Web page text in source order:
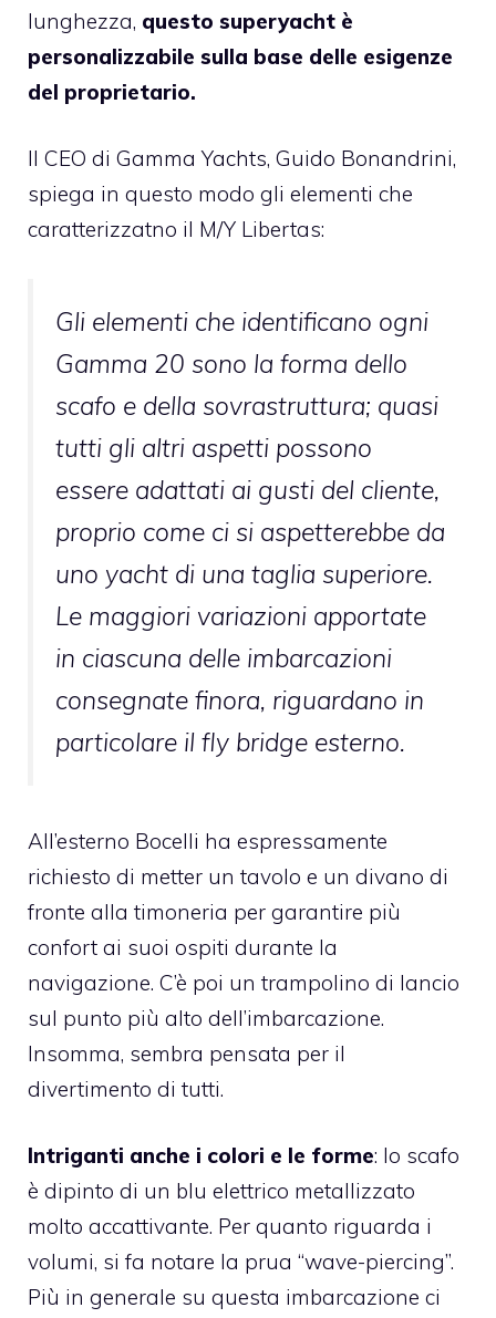
lunghezza, questo superyacht è
personalizzabile sulla base delle esigenze
del proprietario.
Il CEO di Gamma Yachts, Guido Bonandrini,
spiega in questo modo gli elementi che
caratterizzatno il M/Y Libertas:
Gli elementi che identificano ogni
Gamma 20 sono la forma dello
scafo e della sovrastruttura; quasi
tutti gli altri aspetti possono
essere adattati ai gusti del cliente,
proprio come ci si aspetterebbe da
uno yacht di una taglia superiore.
Le maggiori variazioni apportate
in ciascuna delle imbarcazioni
consegnate finora, riguardano in
particolare il fly bridge esterno.
All’esterno Bocelli ha espressamente
richiesto di metter un tavolo e un divano di
fronte alla timoneria per garantire più
confort ai suoi ospiti durante la
navigazione. C’è poi un trampolino di lancio
sul punto più alto dell’imbarcazione.
Insomma, sembra pensata per il
divertimento di tutti.
Intriganti anche i colori e le forme: lo scafo
è dipinto di un blu elettrico metallizzato
molto accattivante. Per quanto riguarda i
volumi, si fa notare la prua “wave-piercing”.
Più in generale su questa imbarcazione ci